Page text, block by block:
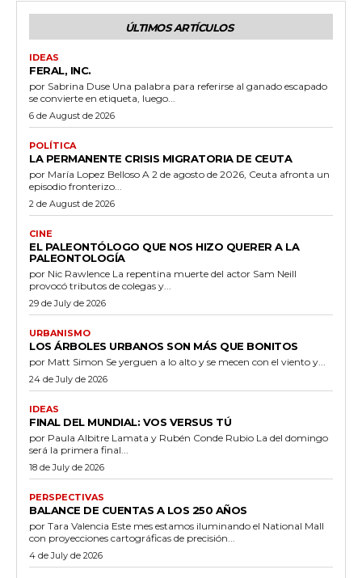
ÚLTIMOS ARTÍCULOS
IDEAS
FERAL, INC.
por Sabrina Duse Una palabra para referirse al ganado escapado
se convierte en etiqueta, luego...
6 de August de 2026
POLÍTICA
LA PERMANENTE CRISIS MIGRATORIA DE CEUTA
por María Lopez Belloso A 2 de agosto de 2026, Ceuta afronta un
episodio fronterizo...
2 de August de 2026
CINE
EL PALEONTÓLOGO QUE NOS HIZO QUERER A LA
PALEONTOLOGÍA
por Nic Rawlence La repentina muerte del actor Sam Neill
provocó tributos de colegas y...
29 de July de 2026
URBANISMO
LOS ÁRBOLES URBANOS SON MÁS QUE BONITOS
por Matt Simon Se yerguen a lo alto y se mecen con el viento y...
24 de July de 2026
IDEAS
FINAL DEL MUNDIAL: VOS VERSUS TÚ
por Paula Albitre Lamata y Rubén Conde Rubio La del domingo
será la primera final...
18 de July de 2026
PERSPECTIVAS
BALANCE DE CUENTAS A LOS 250 AÑOS
por Tara Valencia Este mes estamos iluminando el National Mall
con proyecciones cartográficas de precisión...
4 de July de 2026